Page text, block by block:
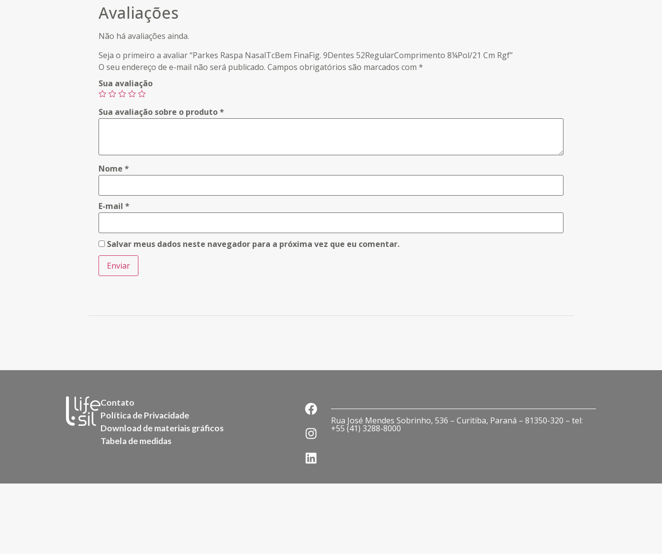
Avaliações
Não há avaliações ainda.
Seja o primeiro a avaliar “Parkes Raspa NasalTcBem FinaFig. 9Dentes 52RegularComprimento 8¼Pol/21 Cm Rgf”
O seu endereço de e-mail não será publicado. Campos obrigatórios são marcados com *
Sua avaliação
Sua avaliação sobre o produto*
Nome *
E-mail *
Salvar meus dados neste navegador para a próxima vez que eu comentar.
Contato
Política de Privacidade
Download de materiais gráficos
Tabela de medidas
Rua José Mendes Sobrinho, 536 – Curitiba, Paraná – 81350-320 – tel:
+55 (41) 3288-8000